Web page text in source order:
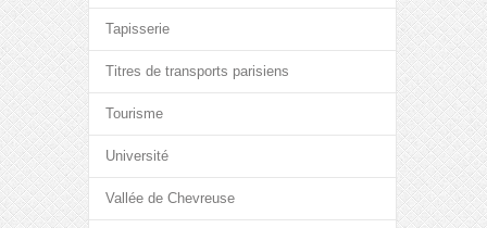
Tapisserie
Titres de transports parisiens
Tourisme
Université
Vallée de Chevreuse